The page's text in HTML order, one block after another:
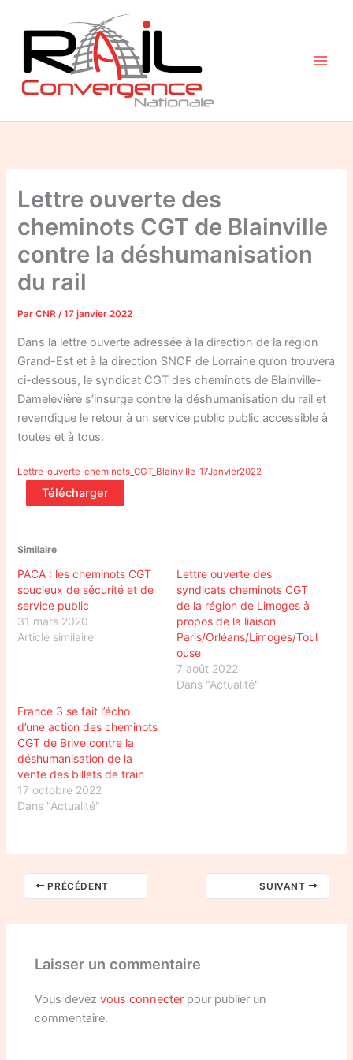
contenu
Lettre ouverte des
cheminots CGT de Blainville
contre la déshumanisation
du rail
ParCNR/17 janvier 2022
Dans la lettre ouverte adressée à la direction de la région
Grand-Est et à la direction SNCF de Lorraine qu’on trouvera
ci-dessous, le syndicat CGT des cheminots de Blainville-
Damelevière s’insurge contre la déshumanisation du rail et
revendique le retour à un service public public accessible à
toutes et à tous.
Lettre-ouverte-cheminots_CGT_Blainville-17Janvier2022
Télécharger
Similaire
PACA : les cheminots CGT
soucieux de sécurité et de
service public
31 mars 2020
Article similaire
Lettre ouverte des
syndicats cheminots CGT
de la région de Limoges à
propos de la liaison
Paris/Orléans/Limoges/Toul
ouse
7 août 2022
Dans "Actualité"
France 3 se fait l’écho
d’une action des cheminots
CGT de Brive contre la
déshumanisation de la
vente des billets de train
17 octobre 2022
Dans "Actualité"
PRÉCÉDENT SUIVANT
Laisser un commentaire
Vous devezvous connecter pour publier un
commentaire.